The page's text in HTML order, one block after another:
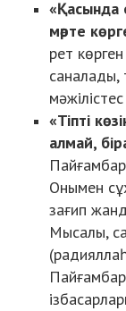
«Қасында
мәрте
рет
саналады,
«Тіпті
алмай,
Онымен
зағип
Мысалы,